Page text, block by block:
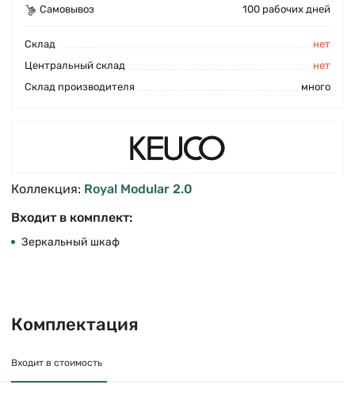
Самовывоз
100 рабочих дней
Cклад
нет
Центральный склад
нет
Склад производителя
много
Коллекция: Royal Modular 2.0
Входит в комплект:
Зеркальный шкаф
Комплектация
Входит в стоимость